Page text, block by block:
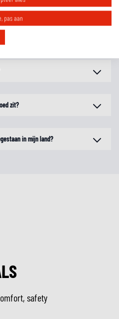
zit?
in mijn land?
safety
pas aan